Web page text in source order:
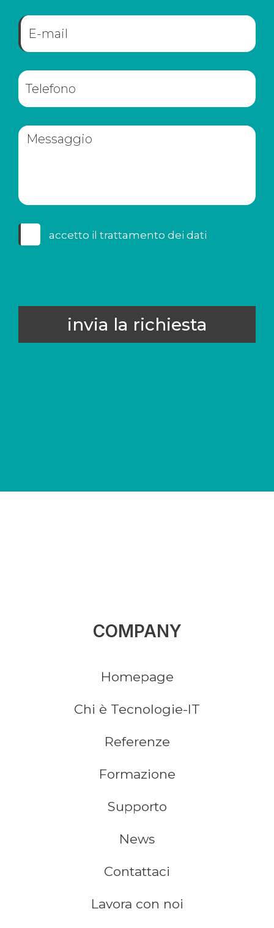
accetto il trattamento dei dati
invia la richiesta
COMPANY
Homepage
Chi è Tecnologie-IT
Referenze
Formazione
Supporto
News
Contattaci
Lavora con noi